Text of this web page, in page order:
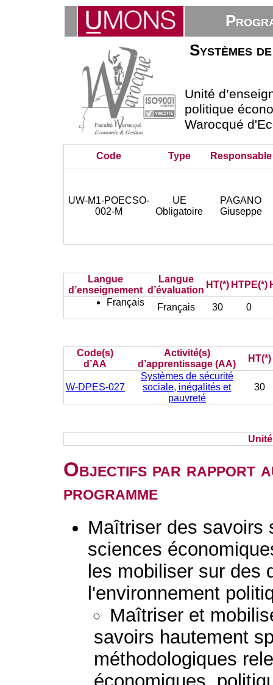
Systèmes
Unité
politique
Warocqué
Code Type Responsable
UW-M1-POECSO-
002-M
UE
Obligatoire
PAGANO
Giuseppe
Langue
d’enseignement
Langue
d’évaluation
HT(*) HTPE(*)
Français
Français 30 0
Code(s)
d’AA
Activité(s)
d’apprentissage (AA)
HT(*)
W-DPES-027
Systèmes de sécurité
sociale, inégalités et
pauvreté
30
Objectifs par rapport
programme
Maîtriser des savoirs
sciences
les mobiliser sur des
l'environnement
Maîtriser et
savoirs hautement
méthodologiques